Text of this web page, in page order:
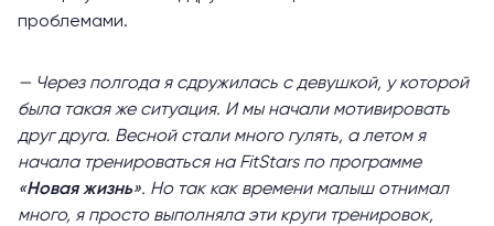
проблемами.
— Через полгода я сдружилась с девушкой, у которой
была такая же ситуация. И мы начали мотивировать
друг друга. Весной стали много гулять, а летом я
начала тренироваться на FitStars по программе
«Новая жизнь». Но так как времени малыш отнимал
много, я просто выполняла эти круги тренировок,